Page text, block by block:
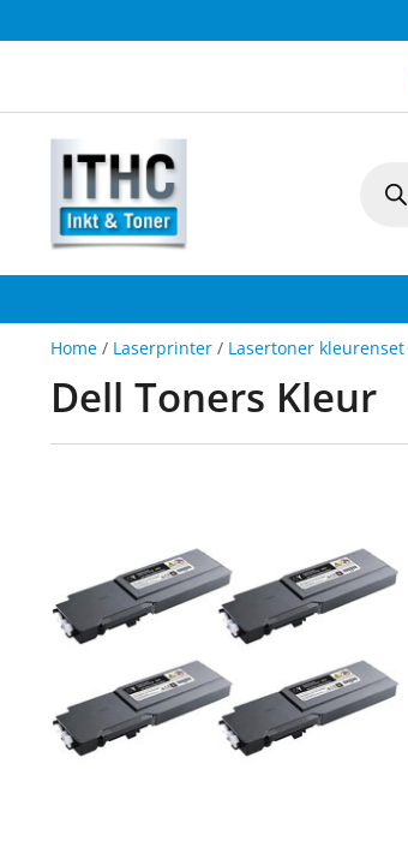
Home / Laserprinter / Lasertoner kleurenset
Dell Toners Kleur